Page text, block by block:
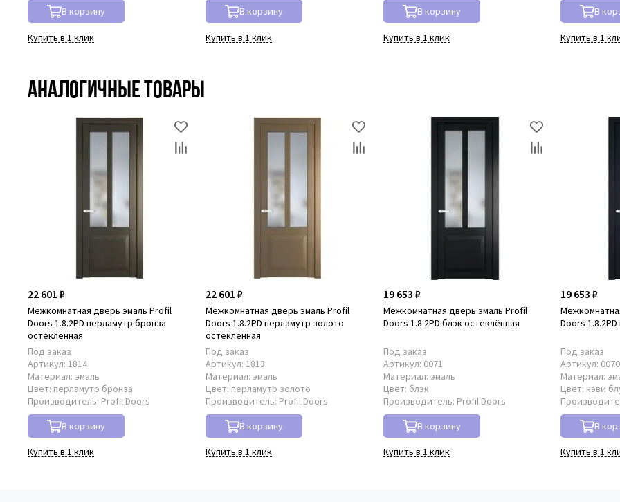
В корзину
Купить в 1 клик
В корзину
Купить в 1 клик
В корзину
Купить в 1 клик
В
Купить в 1
Аналогичные товары
22 601 ₽
Межкомнатная дверь эмаль Profil
Doors 1.8.2PD перламутр бронза
остеклённая
Под заказ
Артикул: 1814
Материал: эмаль
Цвет: перламутр бронза
Производитель: Profil Doors
В корзину
Купить в 1 клик
22 601 ₽
Межкомнатная дверь эмаль Profil
Doors 1.8.2PD перламутр золото
остеклённая
Под заказ
Артикул: 1813
Материал: эмаль
Цвет: перламутр золото
Производитель: Profil Doors
В корзину
Купить в 1 клик
19 653 ₽
Межкомнатная дверь эмаль Profil
Doors 1.8.2PD блэк остеклённая
Под заказ
Артикул: 0071
Материал: эмаль
Цвет: блэк
Производитель: Profil Doors
В корзину
Купить в 1 клик
19 653 ₽
Doors
Под заказ
Артикул: 0070
Материал:
Цвет: нэви
В
Купить в 1